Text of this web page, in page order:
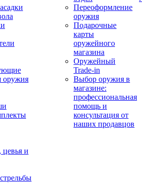
оружия
и
Переоформление
оружия
Подарочные
карты
оружейного
магазина
Оружейный
Trade-in
Выбор оружия в
магазине:
профессиональная
помощь и
консультация от
наших продавцов